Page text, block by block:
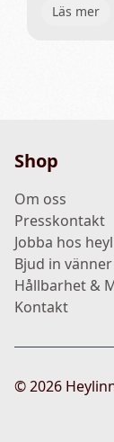
Läs mer
Shop
Om oss
Presskontakt
Jobba hos
Bjud in vänner
Hållbarhet &
Kontakt
©2026